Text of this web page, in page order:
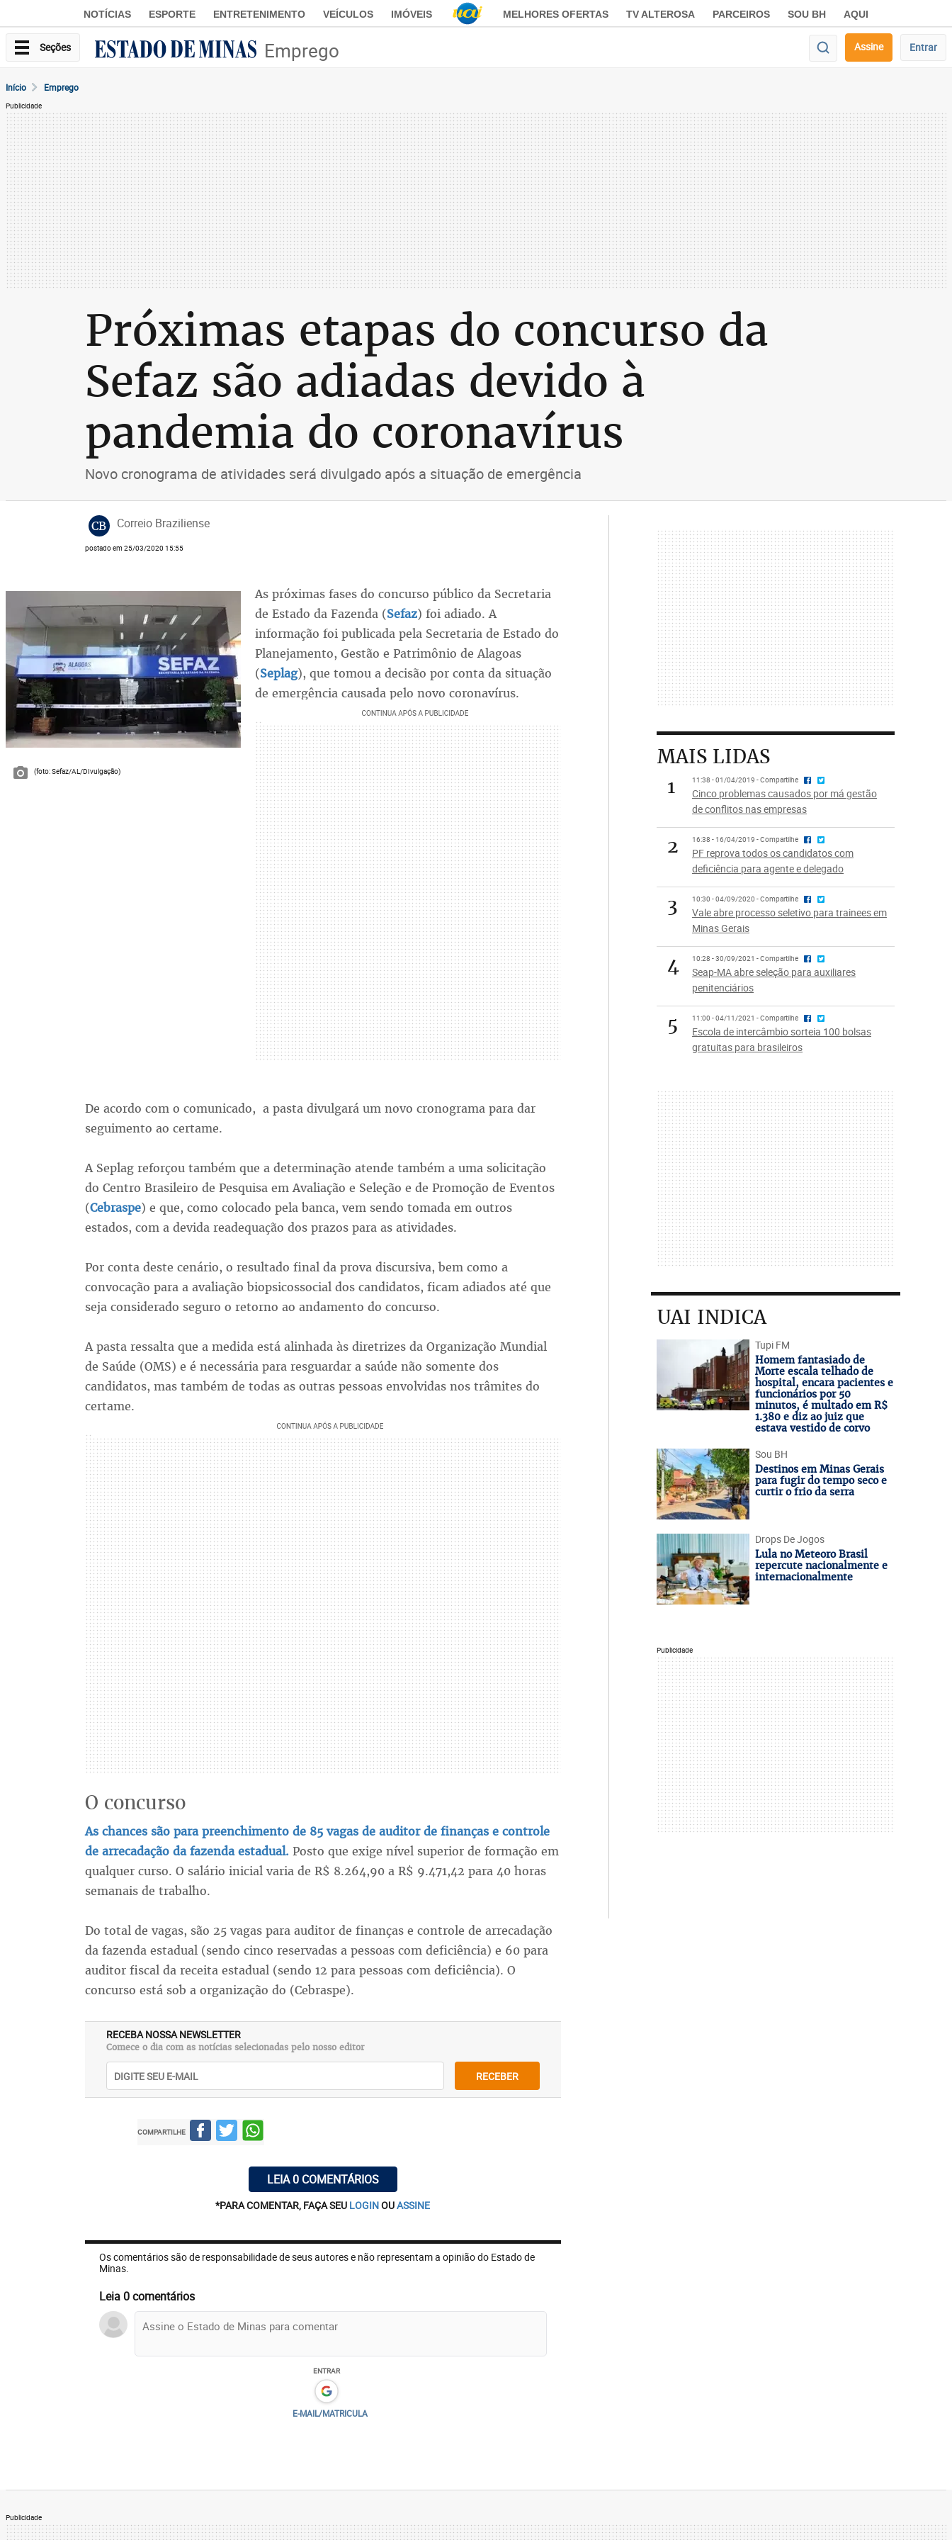
NOTÍCIAS ESPORTE ENTRETENIMENTO VEÍCULOS IMÓVEIS MELHORES OFERTAS TV ALTEROSA PARCEIROS SOU BH AQUI
Seções Emprego Assine Entrar
Início Emprego
Publicidade
Próximas etapas do concurso da
Sefaz são adiadas devido à
pandemia do coronavírus
Novo cronograma de atividades será divulgado após a situação de emergência
CB Correio Braziliense
postado em 25/03/2020 15:55
(foto: Sefaz/AL/DIvulgação)
As próximas fases do concurso público da Secretaria
de Estado da Fazenda (Sefaz) foi adiado. A
informação foi publicada pela Secretaria de Estado do
Planejamento, Gestão e Patrimônio de Alagoas
(Seplag), que tomou a decisão por conta da situação
de emergência causada pelo novo coronavírus.
De acordo com o comunicado, a pasta divulgará um novo cronograma para dar
seguimento ao certame.
A Seplag reforçou também que a determinação atende também a uma solicitação
do Centro Brasileiro de Pesquisa em Avaliação e Seleção e de Promoção de Eventos
(Cebraspe) e que, como colocado pela banca, vem sendo tomada em outros
estados, com a devida readequação dos prazos para as atividades.
Por conta deste cenário, o resultado final da prova discursiva, bem como a
convocação para a avaliação biopsicossocial dos candidatos, ficam adiados até que
seja considerado seguro o retorno ao andamento do concurso.
A pasta ressalta que a medida está alinhada às diretrizes da Organização Mundial
de Saúde (OMS) e é necessária para resguardar a saúde não somente dos
candidatos, mas também de todas as outras pessoas envolvidas nos trâmites do
certame.
O concurso
As chances são para preenchimento de 85 vagas de auditor de finanças e controle
de arrecadação da fazenda estadual.Posto que exige nível superior de formação em
qualquer curso. O salário inicial varia de R$ 8.264,90 a R$ 9.471,42 para 40 horas
semanais de trabalho.
Do total de vagas, são 25 vagas para auditor de finanças e controle de arrecadação
da fazenda estadual (sendo cinco reservadas a pessoas com deficiência) e 60 para
auditor fiscal da receita estadual (sendo 12 para pessoas com deficiência). O
concurso está sob a organização do (Cebraspe).
RECEBA NOSSA NEWSLETTER
Comece o dia com as notícias selecionadas pelo nosso editor
RECEBER
COMPARTILHE
LEIA 0 COMENTÁRIOS
*PARA COMENTAR, FAÇA SEU LOGINOUASSINE
Os comentários são de responsabilidade de seus autores e não representam a opinião do Estado de
Minas.
Leia 0 comentários
ENTRAR
E-MAIL/MATRICULA
MAIS LIDAS
1
11:38 - 01/04/2019 - Compartilhe
Cinco problemas causados por má gestão
de conflitos nas empresas
2 16:38 - 16/04/2019 - Compartilhe
PF reprova todos os candidatos com
deficiência para agente e delegado
3 10:30 - 04/09/2020 - Compartilhe
Vale abre processo seletivo para trainees em
Minas Gerais
4 10:28 - 30/09/2021 - Compartilhe
Seap-MA abre seleção para auxiliares
penitenciários
5 11:00 - 04/11/2021 - Compartilhe
Escola de intercâmbio sorteia 100 bolsas
gratuitas para brasileiros
UAI INDICA
Tupi FM
Homem fantasiado de
Morte escala telhado de
hospital, encara pacientes e
funcionários por 50
minutos, é multado em R$
1.380 e diz ao juiz que
estava vestido de corvo
Sou BH
Destinos em Minas Gerais
para fugir do tempo seco e
curtir o frio da serra
Drops De Jogos
Lula no Meteoro Brasil
repercute nacionalmente e
internacionalmente
Publicidade
Publicidade